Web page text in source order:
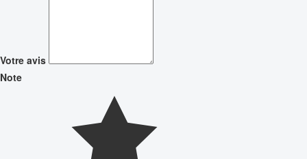
Votre avis
Note